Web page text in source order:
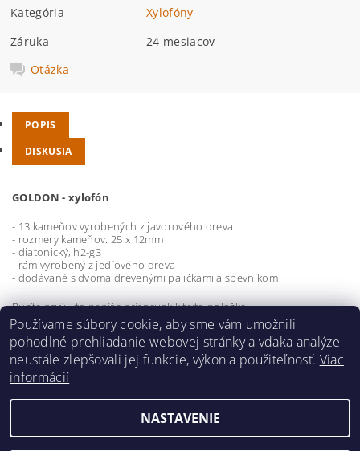
Kategória
Xylofóny
Záruka
24 mesiacov
Otázka
POPIS
DISKUSIA
GOLDON - xylofón
- 13 kameňov vyrobených z javorového dreva
- rozmery kameňov: 25 x 12mm
- diatonický, h2-g3
- rám vyrobený z jedľového dreva
- dodávané s dvoma drevenými paličkami a spevníkom
Buďte prvý, kto napíše príspevok k tejto položke.
Pridať komentár
2026 ©hudobnavychova.sk, všetky práva vyhradené
Používame súbory cookie, aby sme vám umožnili
pohodlné prehliadanie webovej stránky a vďaka analýze
neustále zlepšovali jej funkcie, výkon a použiteľnosť. Viac
informácií
NASTAVENIE